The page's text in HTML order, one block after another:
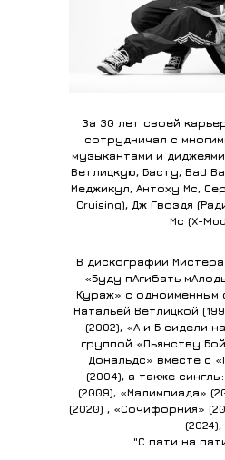
В дискографии
«Буду пАгибать
Кураж» с одноименным
Натальей Ветлицкой
(2002), «А и Б сидели
группой «Пьянству
Дональдс» вместе с
(2004), а также
(2009), «Малимпиада»
(2020) , «Сочифорния»
(2024),
"С пати на
За 30 лет своей
сотрудничал с
музыкантами и
Ветлицкую, Басту, Bad
Меджикул, Антоху Мс,
Cruising), Дж Гвоздя
Мс (X-